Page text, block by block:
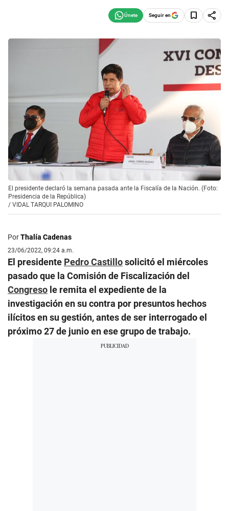
Seguir en
El presidente declaró la semana pasada ante la Fiscalía de la Nación. (Foto:
Presidencia de la República)
/ VIDAL TARQUI PALOMINO
PorThalía Cadenas
23/06/2022, 09:24 a.m.
El presidente Pedro Castillosolicitó el miércoles
pasado que la Comisión de Fiscalización del
Congreso le remita el expediente de la
investigación en su contra por presuntos hechos
ilícitos en su gestión, antes de ser interrogado el
próximo 27 de junio en ese grupo de trabajo.